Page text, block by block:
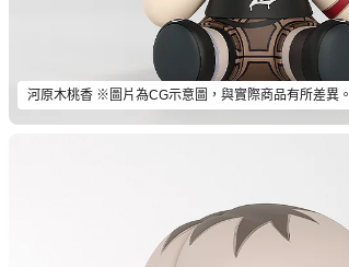
河原木桃香 ※圖片為CG示意圖，與實際商品有所差異。